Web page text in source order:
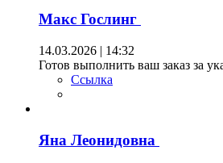
Макс Гослинг
14.03.2026 | 14:32
Готов выполнить ваш заказ за
Ссылка
Яна Леонидовна